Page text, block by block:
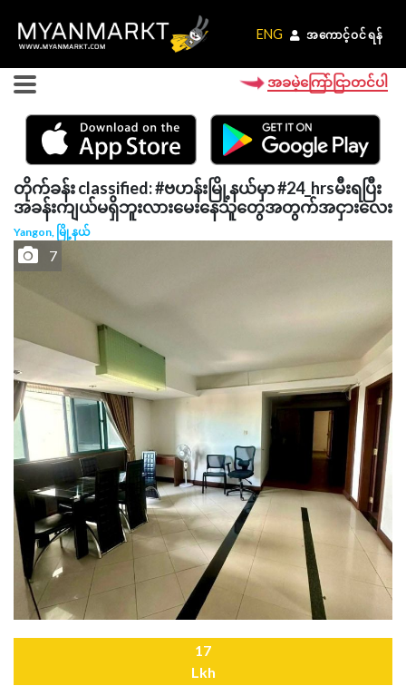
ENG အကောင့်ဝင်ရန်
ENG အကောင့်ဝင်ရန်
အခမဲ့ကြော်ငြာတင်ပါ
တိုက်ခန်း classified: #ဗဟန်းမြို့နယ်မှာ #24_hrsမီးရပြီး
အခန်းကျယ်မရှိဘူးလားမေးနေသူတွေအတွက်အငှားလေး
Yangon, မြို့နယ်
7
17
Lkh